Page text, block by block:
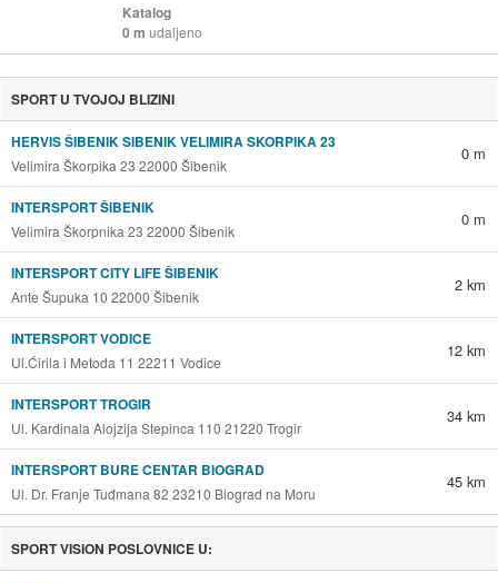
Katalog
0 m udaljeno
SPORT U TVOJOJ BLIZINI
HERVIS ŠIBENIK SIBENIK VELIMIRA SKORPIKA 23
Velimira Škorpika 23 22000 Šibenik
0 m
INTERSPORT ŠIBENIK
Velimira Škorpnika 23 22000 Šibenik
0 m
INTERSPORT CITY LIFE ŠIBENIK
Ante Šupuka 10 22000 Šibenik
2 km
INTERSPORT VODICE
Ul.Ćirila i Metoda 11 22211 Vodice
12 km
INTERSPORT TROGIR
Ul. Kardinala Alojzija Stepinca 110 21220 Trogir
34 km
INTERSPORT BURE CENTAR BIOGRAD
Ul. Dr. Franje Tuđmana 82 23210 Biograd na Moru
45 km
SPORT VISION POSLOVNICE U: